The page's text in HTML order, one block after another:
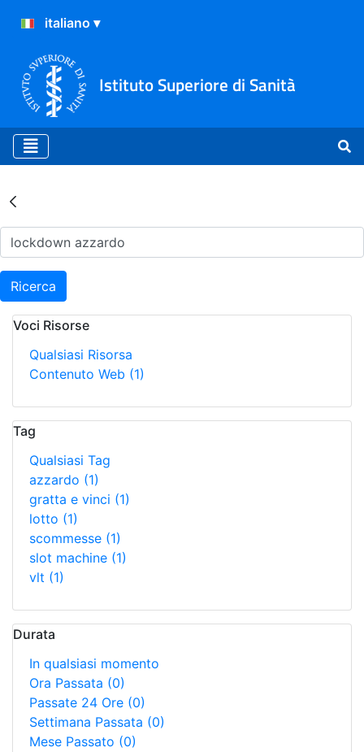
Istituto Superiore di Sanità
Risultati della Ricerca -
Ricerca
Voci Risorse
Qualsiasi Risorsa
Contenuto Web (1)
Tag
Qualsiasi Tag
azzardo (1)
gratta e vinci (1)
lotto (1)
scommesse (1)
slot machine (1)
vlt (1)
Durata
In qualsiasi momento
Ora Passata (0)
Passate 24 Ore (0)
Settimana Passata (0)
Mese Passato (0)